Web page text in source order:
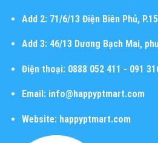
Add 2:71/6/13 Điện Biên Phủ,
Add 3:46/13 Dương Bạch Mai,
Điện thoại:0888 052 411 - 091
Email:info@happyptmart.com
Website: happyptmart.com